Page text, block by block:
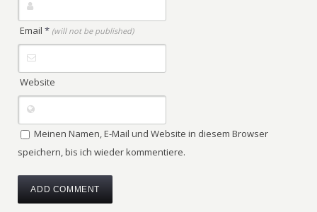
Email* (will not be published)
Website
Meinen Namen, E-Mail und Website in diesem Browser
speichern, bis ich wieder kommentiere.